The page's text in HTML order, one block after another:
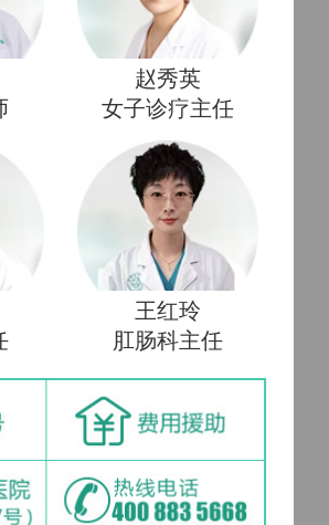
赵秀英
女子诊疗主任
王红玲
肛肠科主任